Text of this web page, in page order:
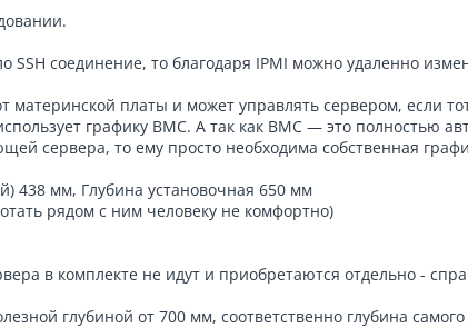
SSH соединение, то благодаря IPMI можно удаленно
материнской платы и может управлять сервером, если
графику BMC. А так как BMC — это полностью
сервера, то ему просто необходима собственная
438 мм, Глубина установочная 650 мм
рядом с ним человеку не комфортно)
в комплекте не идут и приобретаются отдельно -
глубиной от 700 мм, соответственно глубина